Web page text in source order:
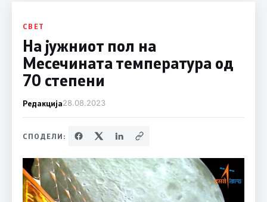
СВЕТ
На јужниот пол на
Месечината температура од
70 степени
Редакција28.08.2023
СПОДЕЛИ: